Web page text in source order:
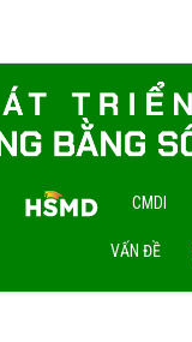
CMDI
VẤN ĐỀ